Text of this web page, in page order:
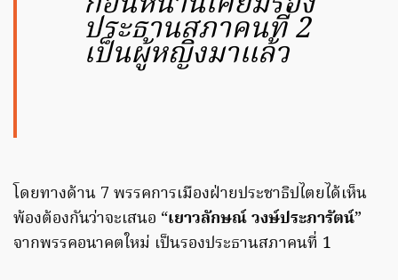
ประธานสภาคนที่ 2
เป็นผู้หญิงมาแล้ว
โดยทางด้าน 7 พรรคการเมืองฝ่ายประชาธิปไตยได้เห็น
พ้องต้องกันว่าจะเสนอ “เยาวลักษณ์ วงษ์ประภารัตน์”
จากพรรคอนาคตใหม่ เป็นรองประธานสภาคนที่ 1